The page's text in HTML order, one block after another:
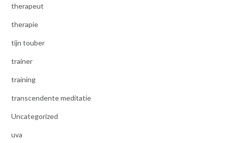
therapeut
therapie
tijn touber
trainer
training
transcendente meditatie
Uncategorized
uva